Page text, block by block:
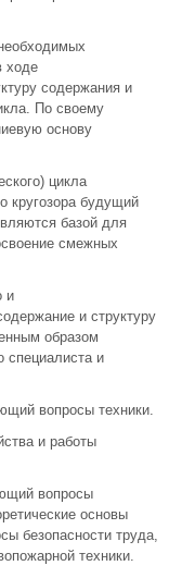
ходе
содержания и
По своему
основу
цикла
кругозора будущий
базой для
смежных
и
и структуру
образом
специалиста и
вопросы техники.
и работы
вопросы
основы
безопасности труда,
техники.